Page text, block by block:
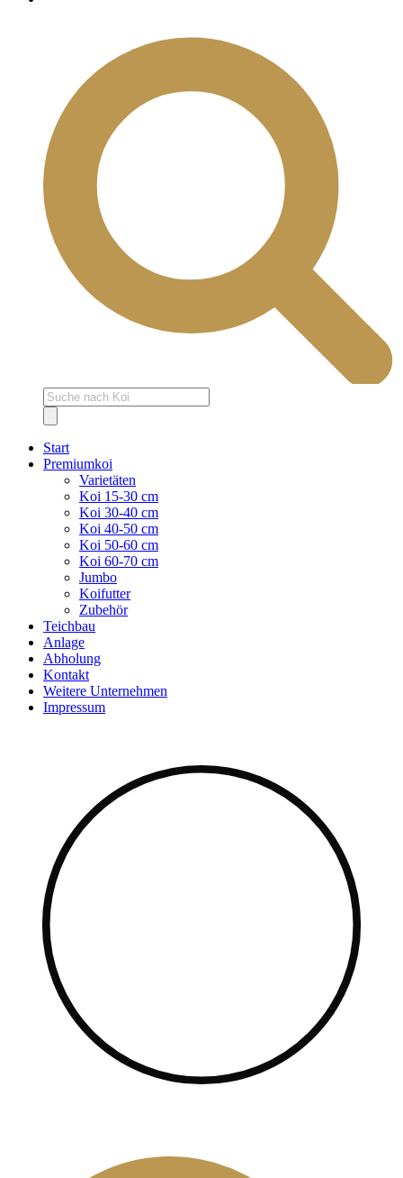
Products
search
Start
Premiumkoi
Varietäten
Koi 15-30 cm
Koi 30-40 cm
Koi 40-50 cm
Koi 50-60 cm
Koi 60-70 cm
Jumbo
Koifutter
Zubehör
Teichbau
Anlage
Abholung
Kontakt
Weitere Unternehmen
Impressum